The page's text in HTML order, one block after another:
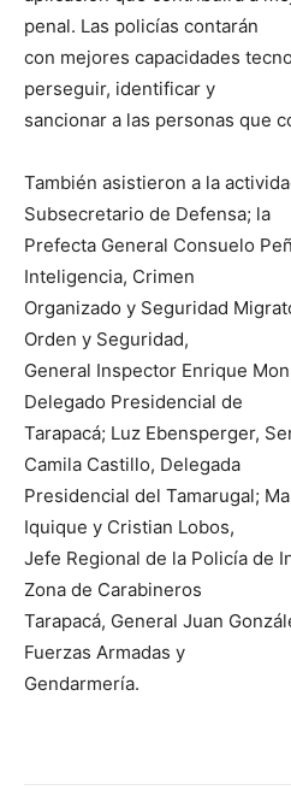
penal. Las policías contarán
con mejores capacidades
perseguir, identificar y
sancionar a las personas que
También asistieron a la
Subsecretario de Defensa; la
Prefecta General Consuelo
Inteligencia, Crimen
Organizado y Seguridad
Orden y Seguridad,
General Inspector Enrique
Delegado Presidencial de
Tarapacá; Luz Ebensperger,
Camila Castillo, Delegada
Presidencial del Tamarugal;
Iquique y Cristian Lobos,
Jefe Regional de la Policía de
Zona de Carabineros
Tarapacá, General Juan
Fuerzas Armadas y
Gendarmería.